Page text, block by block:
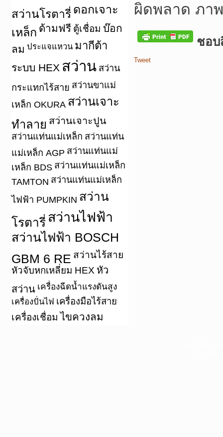
สว่านโรตารี่ ดอกเจาะ
เหล็ก ด้ามฟรี ตู้เชื่อม บ๊อก
ลม ประแจแหวน มากีต้า
ระบบ HEX สว่าน สว่าน
กระแทกไร้สาย สว่านขาแม่
เหล็ก OKURA สว่านเจาะ
ทำลาย สว่านเจาะปูน
สว่านแท่นแม่เหล็ก สว่านแท่น
แม่เหล็ก AGP สว่านแท่นแม่
เหล็ก BDS สว่านแท่นแม่เหล็ก
TAMTON สว่านแท่นแม่เหล็ก
ไฟฟ้า PUMPKIN สว่าน
โรตารี่ สว่านไฟฟ้า
สว่านไฟฟ้า BOSCH
GBM 6 RE สว่านไร้สาย
หัวจับหกเหลี่ยม HEX หัว
สว่าน เครื่องฉีดน้ำแรงดันสูง
เครื่องปั่นไฟ เครื่องมือไร้สาย
เครื่องเชื่อม ไขควงลม
ผิดพลาด ภา
ชอบ
Tweet